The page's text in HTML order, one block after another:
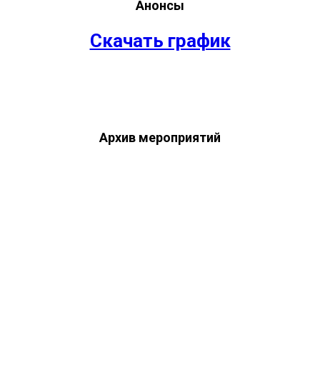
Анонсы
Скачать график
Архив мероприятий